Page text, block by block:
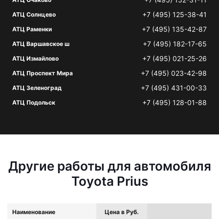
АТЦ Солнцево +7 (495) 125-38-41
АТЦ Раменки +7 (495) 135-42-87
АТЦ Варшавское ш +7 (495) 182-17-65
АТЦ Измайлово +7 (495) 021-25-26
АТЦ Проспект Мира +7 (495) 023-42-98
АТЦ Зеленоград +7 (495) 431-00-33
АТЦ Подольск +7 (495) 128-01-88
Другие работы для автомобиля
Toyota Prius
Наименование Цена в Руб.